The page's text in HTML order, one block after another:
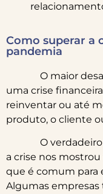
Como superar a
pandemia
O maior desafio
uma crise
reinventar ou até
produto, o cliente
O verdadeiro
a crise nos mostrou
que é comum para
Algumas empresas